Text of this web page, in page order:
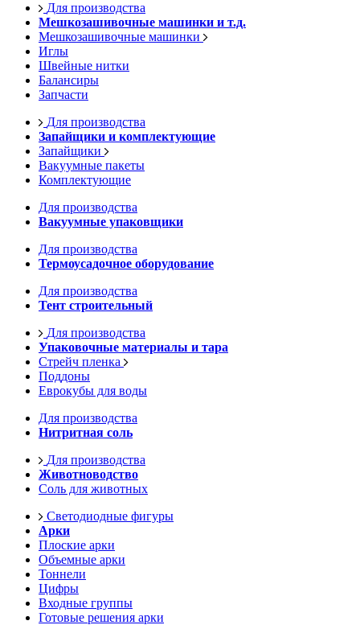
Для производства
Мешкозашивочные машинки и т.д.
Мешкозашивочные машинки
Иглы
Швейные нитки
Балансиры
Запчасти
Для производства
Запайщики и комплектующие
Запайщики
Вакуумные пакеты
Комплектующие
Для производства
Вакуумные упаковщики
Для производства
Термоусадочное оборудование
Для производства
Тент строительный
Для производства
Упаковочные материалы и тара
Стрейч пленка
Поддоны
Еврокубы для воды
Для производства
Нитритная соль
Для производства
Животноводство
Соль для животных
Светодиодные фигуры
Арки
Плоские арки
Объемные арки
Тоннели
Цифры
Входные группы
Готовые решения арки